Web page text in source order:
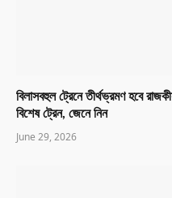
বিলাসবহুল ট্রেনে তীর্থভ্রমণ হবে
বিশেষ ট্রেন, জেনে নিন
June 29, 2026